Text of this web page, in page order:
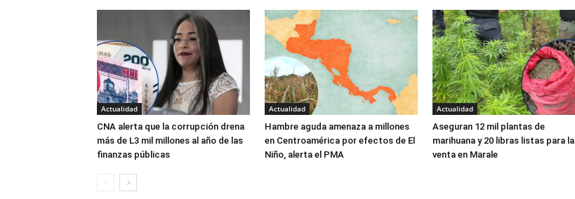
Actualidad
CNA alerta que la corrupción drena
más de L3 mil millones al año de las
finanzas públicas
Actualidad
Hambre aguda amenaza a millones
en Centroamérica por efectos de El
Niño, alerta el PMA
Actualidad
Aseguran 12 mil plantas de
marihuana y 20 libras listas para la
venta en Marale